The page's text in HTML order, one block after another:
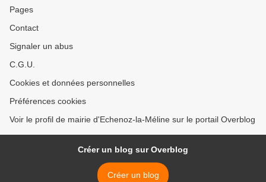
Pages
Contact
Signaler un abus
C.G.U.
Cookies et données personnelles
Préférences cookies
Voir le profil de mairie d'Echenoz-la-Méline sur le portail Overblog
Créer un blog sur Overblog
Créer un blog